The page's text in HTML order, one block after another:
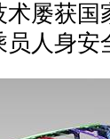
屡获
员人身安